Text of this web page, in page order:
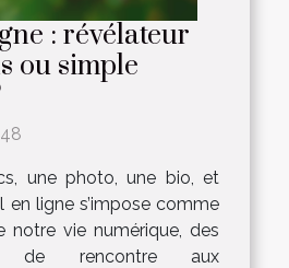
: révélateur
ou simple
une photo, une bio, et
en ligne s’impose comme
notre vie numérique, des
de rencontre aux